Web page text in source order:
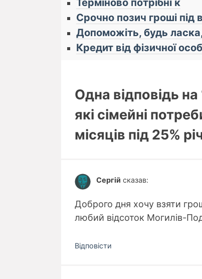
Срочно позич гроші під
Допоможіть, будь
Кредит від фізичної
Одна відповідь
які сімейні
місяців під 25%
Сергій сказав:
Доброго дня хочу взяти
любий відсоток Могилів-
Відповіcти